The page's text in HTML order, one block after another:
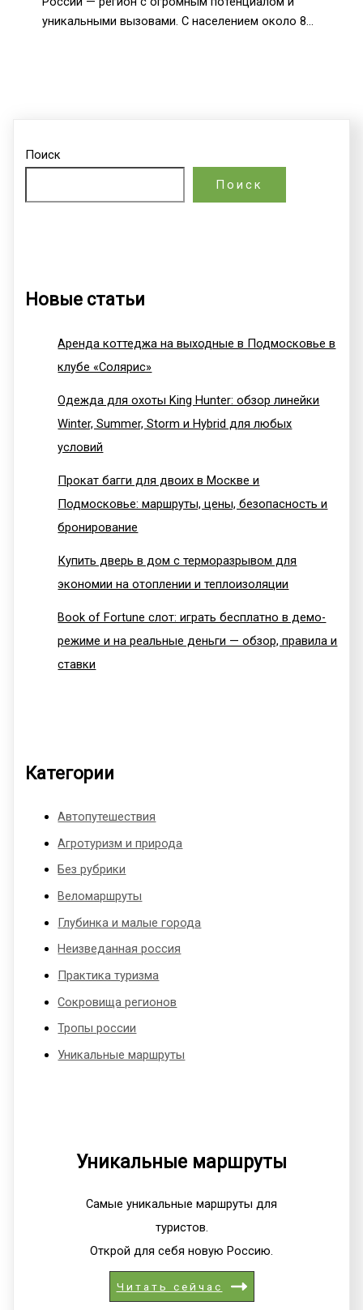
уникальными вызовами. С населением около 8…
Поиск
Поиск
Новые статьи
Аренда коттеджа на выходные в Подмосковье в
клубе «Солярис»
Одежда для охоты King Hunter: обзор линейки
Winter, Summer, Storm и Hybrid для любых
условий
Прокат багги для двоих в Москве и
Подмосковье: маршруты, цены, безопасность и
бронирование
Купить дверь в дом с терморазрывом для
экономии на отоплении и теплоизоляции
Book of Fortune слот: играть бесплатно в демо-
режиме и на реальные деньги — обзор, правила и
ставки
Категории
Автопутешествия
Агротуризм и природа
Без рубрики
Веломаршруты
Глубинка и малые города
Неизведанная россия
Практика туризма
Сокровища регионов
Тропы россии
Уникальные маршруты
Уникальные маршруты
Самые уникальные маршруты для
туристов.
Открой для себя новую Россию.
Читать сейчас